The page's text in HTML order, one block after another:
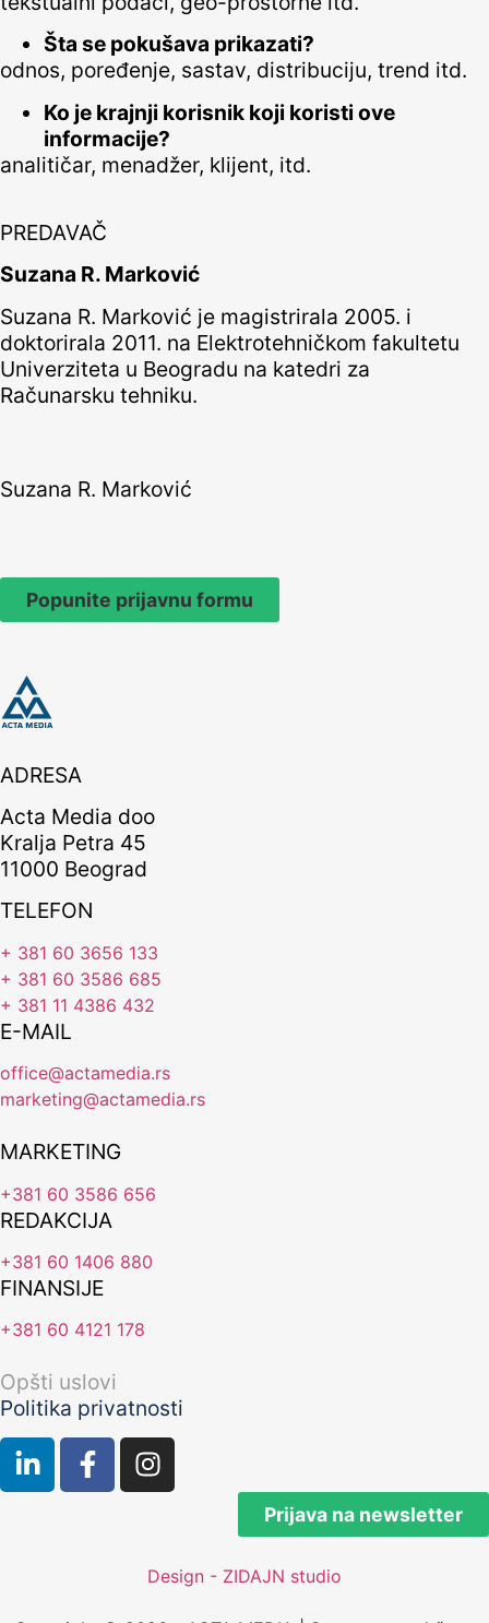
Šta se pokušava prikazati?
odnos, poređenje, sastav, distribuciju, trend itd.
Ko je krajnji korisnik koji koristi ove
informacije?
analitičar, menadžer, klijent, itd.
PREDAVAČ
Suzana R. Marković
Suzana R. Marković je magistrirala 2005. i
doktorirala 2011. na Elektrotehničkom fakultetu
Univerziteta u Beogradu na katedri za
Računarsku tehniku.
Suzana R. Marković
Popunite prijavnu formu
ADRESA
Acta Media doo
Kralja Petra 45
11000 Beograd
TELEFON
+ 381 60 3656 133
+ 381 60 3586 685
+ 381 11 4386 432
E-MAIL
office@actamedia.rs
marketing@actamedia.rs
MARKETING
+381 60 3586 656
REDAKCIJA
+381 60 1406 880
FINANSIJE
+381 60 4121 178
Opšti uslovi
Politika privatnosti
Prijava na newsletter
Design - ZIDAJN studio